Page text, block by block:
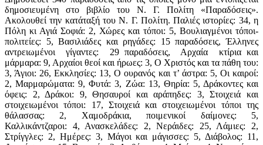
δημοσιευμένη στο βιβλίο του Ν. Γ. Πολίτη «Παραδόσεις».
Ακολουθεί την κατάταξή του Ν. Γ. Πολίτη. Παλιές ιστορίες: 34, η
Πόλη κι Αγιά Σοφιά: 2, Χώρες και τόποι: 5, Βουλιαγμένοι τόποι-
πολιτείες: 5, Βασιλιάδες και ρηγάδες: 15 παραδόσεις, Έλληνες
αντρειωμένοι γίγαντες: 29 παραδόσεις, Αρχαία κτίρια και
μάρμαρα: 9, Αρχαίοι θεοί και ήρωες: 3, Ο Χριστός και τα πάθη του:
3, Άγιοι: 26, Εκκλησίες: 13, Ο ουρανός και τ’ άστρα: 5, Οι καιροί:
2, Μαρμαρώματα: 9, Φυτά: 3, Ζώα: 13, Θηρία: 5, Δράκοντες και
όφεις: 2, Δράκοι: 9, Θησαυροί και αράπηδες: 3, Στοιχειά και
στοιχειωμένοι τόποι: 17, Στοιχειά και στοιχειωμένοι τόποι της
θάλασσας: 2, Χαμοδράκια, ποιμενικοί δαίμονες: 5,
Καλλικάντζαροι: 4, Ανασκελάδες: 2, Νεράιδες: 25, Λάμιες: 2,
Στρίγγλες: 2, Ημέρες: 3, Μάγοι και μάγισσες: 5, Διάβολος: 11,